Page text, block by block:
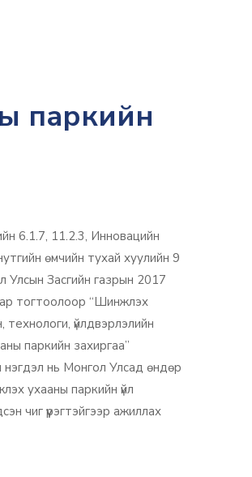
паркийн
6.1.7, 11.2.3, Инновацийн
өмчийн тухай хуулийн 9
Улсын Засгийн газрын 2017
тогтоолоор “Шинжлэх
үйлдвэрлэлийн
паркийн захиргаа”
нэгдэл нь Монгол Улсад өндөр
ухааны паркийн үйл
чиг үүрэгтэйгээр ажиллах